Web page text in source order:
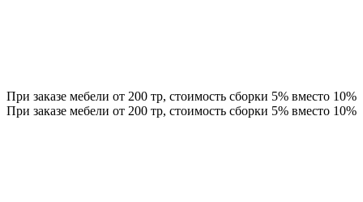
При заказе мебели от 200 тр, стоимость сборки 5% вместо 10%
При заказе мебели от 200 тр, стоимость сборки 5% вместо 10%